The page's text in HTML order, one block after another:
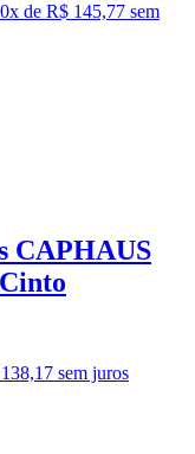
x de R$ 145,77 sem
CAPHAUS
sem juros